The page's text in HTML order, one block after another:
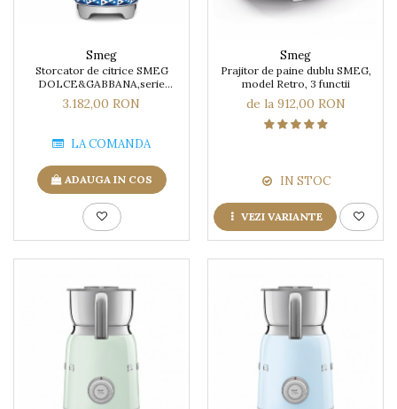
Smeg
Storcator de citrice SMEG
DOLCE&GABBANA,serie
limitata Blu Mediterraneo
3.182,00 RON
LA COMANDA
ADAUGA IN COS
Smeg
Prajitor de paine dublu SMEG,
model Retro, 3 functii
de la 912,00 RON
IN STOC
VEZI VARIANTE